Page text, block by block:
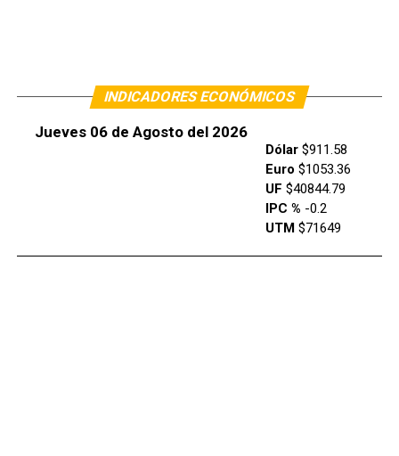
INDICADORES ECONÓMICOS
Jueves 06 de Agosto del 2026
Dólar$911.58
Euro $1053.36
UF $40844.79
IPC % -0.2
UTM$71649